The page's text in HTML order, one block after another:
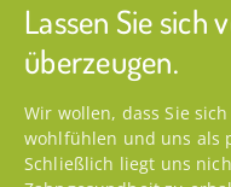
Lassen Sie sich
überzeugen.
Wir wollen, dass Sie
wohlfühlen und uns als
Schließlich liegt uns